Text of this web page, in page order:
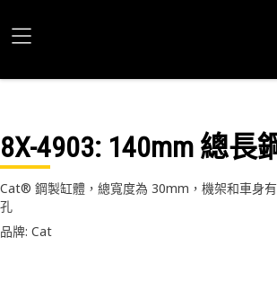
8X-4903: 140mm 總長
Cat® 鋼製缸體，總寬度為 30mm，機架和車身
孔
品牌: Cat